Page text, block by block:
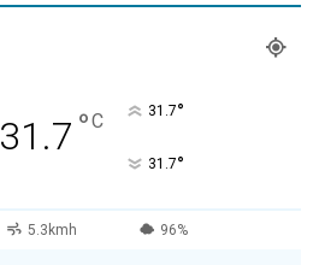
31.7 °C 31.7°
31.7°
5.3kmh 96%